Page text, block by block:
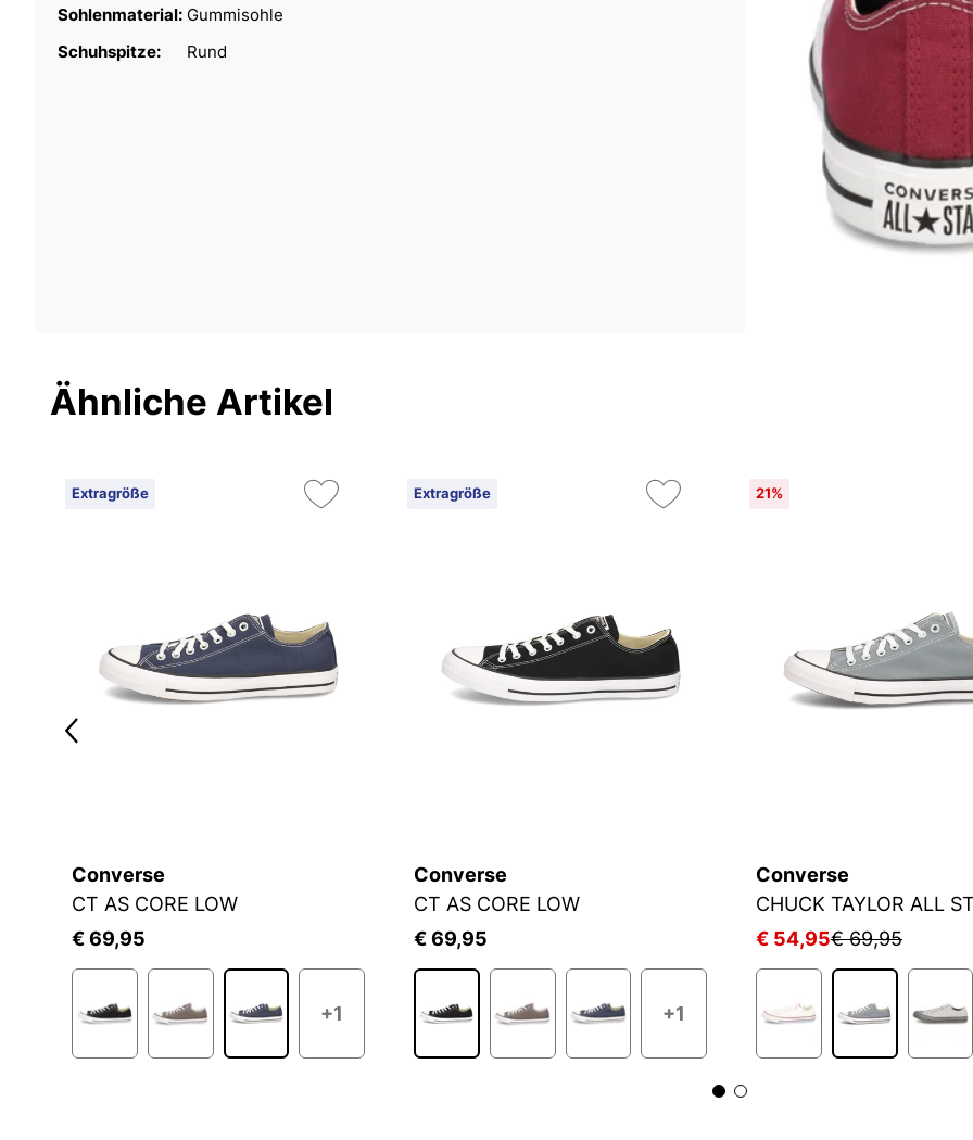
Sohlenmaterial: Gummisohle
Schuhspitze:
Rund
Ähnliche Artikel
Extragröße
Converse
CT AS CORE LOW
€ 69,95
+1
Extragröße
Converse
CT AS CORE LOW
€ 69,95
+1
21%
Converse
CHUCK TAYLOR ALL
€ 54,95€ 69,95